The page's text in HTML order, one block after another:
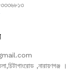
,নারায়ণগঞ্জ ।